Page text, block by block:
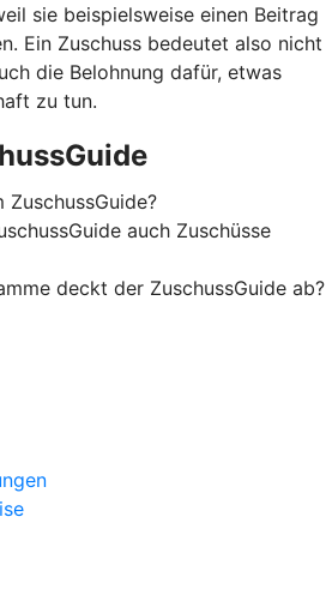
sie beispielsweise einen Beitrag
Ein Zuschuss bedeutet also nicht
die Belohnung dafür, etwas
zu tun.
auch Zuschüsse
deckt der ZuschussGuide ab?